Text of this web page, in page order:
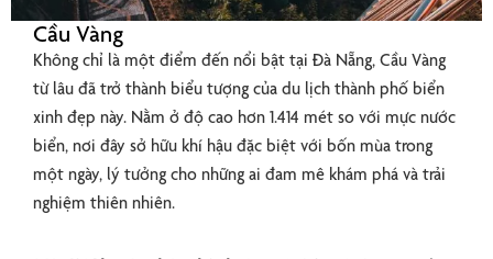
Cầu Vàng
Không chỉ là một điểm đến nổi bật tại Đà Nẵng, Cầu Vàng
từ lâu đã trở thành biểu tượng của du lịch thành phố biển
xinh đẹp này. Nằm ở độ cao hơn 1.414 mét so với mực nước
biển, nơi đây sở hữu khí hậu đặc biệt với bốn mùa trong
một ngày, lý tưởng cho những ai đam mê khám phá và trải
nghiệm thiên nhiên.